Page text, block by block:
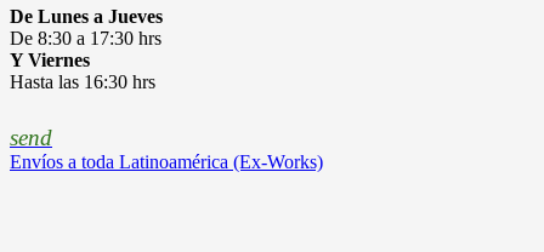
De Lunes a Jueves
De 8:30 a 17:30 hrs
Y Viernes
Hasta las 16:30 hrs
send
Envíos a toda Latinoamérica (Ex-Works)